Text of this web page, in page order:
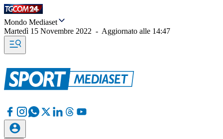
Mondo Mediaset
Martedì 15 Novembre 2022 - Aggiornato alle 14:47